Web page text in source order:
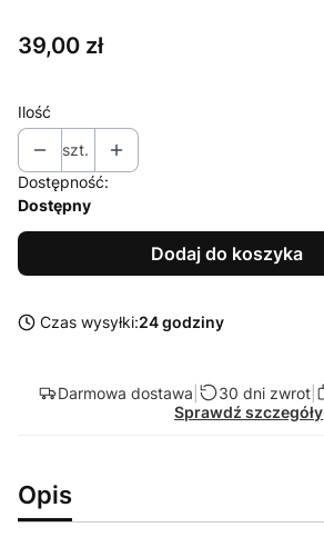
Cena
39,00 zł
Ilość
szt.
Dostępność:
Dostępny
Dodaj do koszyka
Czas wysyłki:24 godziny
Darmowa dostawa 30 dni zwrot|
Sprawdź szczegóły
Opis